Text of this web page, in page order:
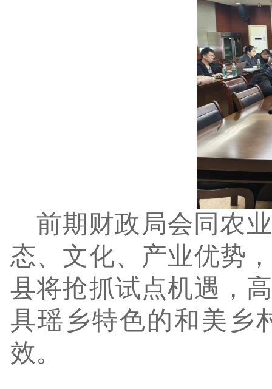
前期财政局会同农
态、文化、产业优势
县将抢抓试点机遇，
具瑶乡特色的和美乡
效。